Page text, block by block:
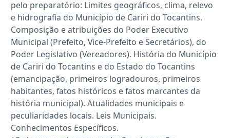
pelo preparatório: Limites geográficos, clima, relevo
e hidrografia do Município de Cariri do Tocantins.
Composição e atribuições do Poder Executivo
Municipal (Prefeito, Vice-Prefeito e Secretários), do
Poder Legislativo (Vereadores). História do Município
de Cariri do Tocantins e do Estado do Tocantins
(emancipação, primeiros logradouros, primeiros
habitantes, fatos históricos e fatos marcantes da
história municipal). Atualidades municipais e
peculiaridades locais. Leis Municipais.
Conhecimentos Específicos.